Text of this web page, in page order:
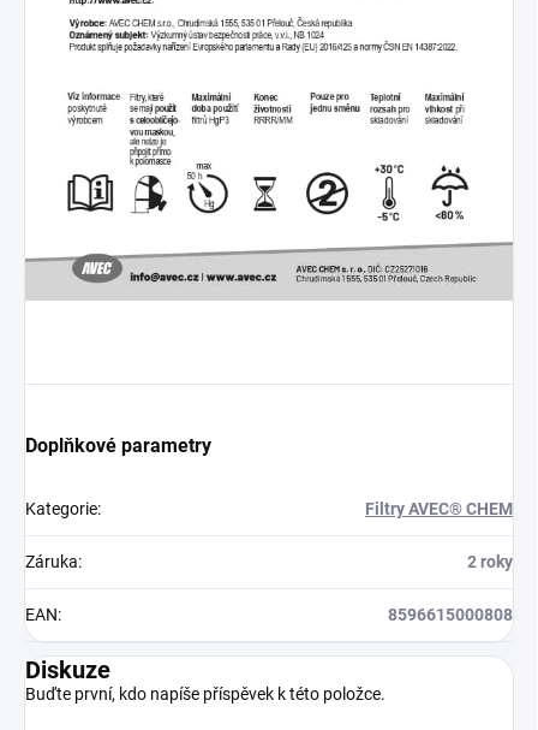
Doplňkové parametry
Kategorie: Filtry AVEC® CHEM
Záruka: 2 roky
EAN: 8596615000808
Diskuze
Buďte první, kdo napíše příspěvek k této položce.